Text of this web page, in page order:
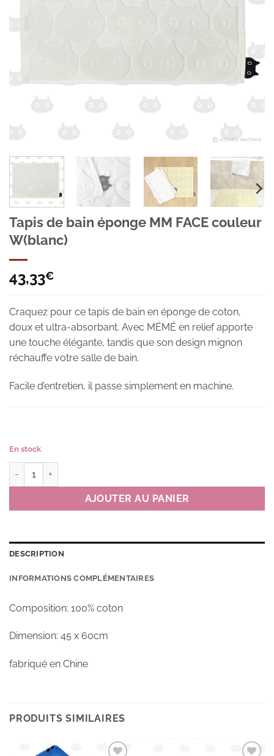
Tapis de bain éponge MM FACE couleur
W(blanc)
43,33€
Craquez pour ce tapis de bain en éponge de coton,
doux et ultra-absorbant. Avec MÉMÉ en relief apporte
une touche élégante, tandis que son design mignon
réchauffe votre salle de bain.
Facile d’entretien, il passe simplement en machine.
En stock
AJOUTER AU PANIER
DESCRIPTION
INFORMATIONS COMPLÉMENTAIRES
Composition: 100% coton
Dimension: 45 x 60cm
fabriqué en Chine
PRODUITS SIMILAIRES